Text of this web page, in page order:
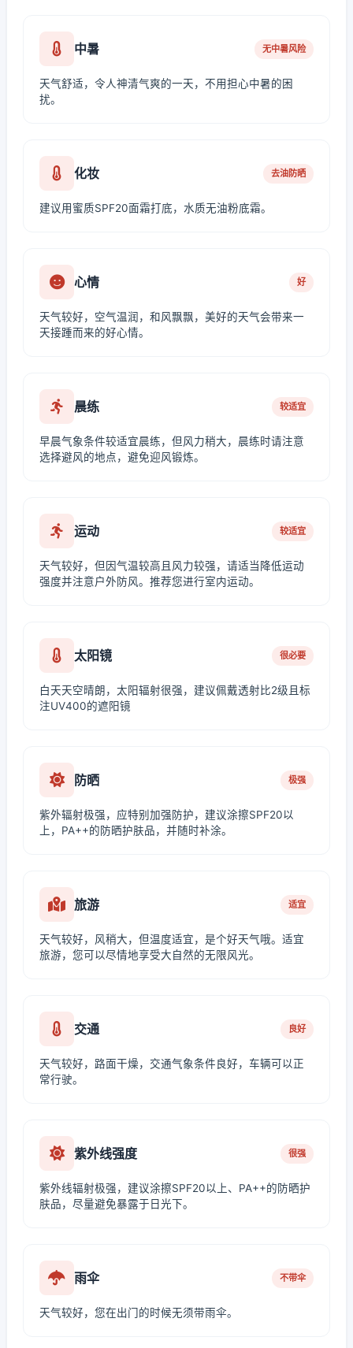
中暑 无中暑风险
天气舒适，令人神清气爽的一天，不用担心中暑的困
扰。
化妆 去油防晒
建议用蜜质SPF20面霜打底，水质无油粉底霜。
心情 好
天气较好，空气温润，和风飘飘，美好的天气会带来一
天接踵而来的好心情。
晨练 较适宜
早晨气象条件较适宜晨练，但风力稍大，晨练时请注意
选择避风的地点，避免迎风锻炼。
运动 较适宜
天气较好，但因气温较高且风力较强，请适当降低运动
强度并注意户外防风。推荐您进行室内运动。
太阳镜 很必要
白天天空晴朗，太阳辐射很强，建议佩戴透射比2级且标
注UV400的遮阳镜
防晒 极强
紫外辐射极强，应特别加强防护，建议涂擦SPF20以
上，PA++的防晒护肤品，并随时补涂。
旅游 适宜
天气较好，风稍大，但温度适宜，是个好天气哦。适宜
旅游，您可以尽情地享受大自然的无限风光。
交通 良好
天气较好，路面干燥，交通气象条件良好，车辆可以正
常行驶。
紫外线强度 很强
紫外线辐射极强，建议涂擦SPF20以上、PA++的防晒护
肤品，尽量避免暴露于日光下。
雨伞 不带伞
天气较好，您在出门的时候无须带雨伞。